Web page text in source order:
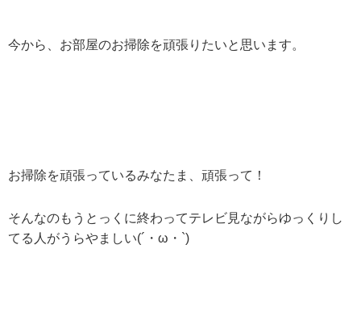
今から、お部屋のお掃除を頑張りたいと思います。
お掃除を頑張っているみなたま、頑張って！
そんなのもうとっくに終わってテレビ見ながらゆっくりし
てる人がうらやましい(´・ω・`)